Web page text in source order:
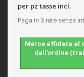
per pz tasse incl.
Merce affidata al
dall'ordine